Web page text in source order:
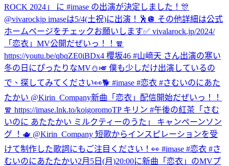
ROCK 2024」 に #imase の出演が決定しました！🎊
@vivarockjp imaseは5/4(土祝)に出演！🕺🪩 その他詳細は公式
ホームページをチェックお願いします✅ vivalarock.jp/2024/
「恋衣」MV公開だぜいっ！！🧣
https://youtu.be/qbqZE0iBDx4 櫻坂46 #山﨑天 さん出演の寒い
冬の日にぴったりなMV⛄️🎺 僕も少しだけ出演しているの
で、探してみてください👀🐕 #imase #恋衣 #さむいのにあた
たかい @Kirin_Company新曲「恋衣」配信開始だぜいっ！！
🧣 https://imase.lnk.to/koigoromoTP キリン #午後の紅茶「さむ
いのに あたたかい ミルクティーのうた」 キャンペーンソン
グ ！🫖 @Kirin_Company 短歌からインスピレーションを受
けて制作した歌詞にもご注目ください！👀 #imase #恋衣 #さ
むいのにあたたかい2月5日(月)20:00に新曲「恋衣」のMVプ